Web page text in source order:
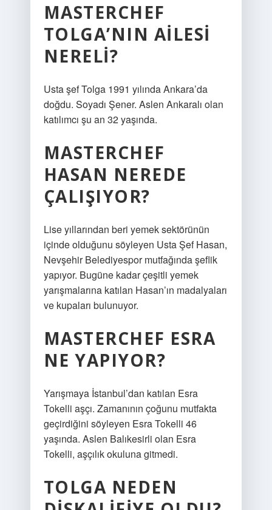
MASTERCHEF
TOLGA’NIN AILESI
NERELI?
Usta şef Tolga 1991 yılında Ankara’da
doğdu. Soyadı Şener. Aslen Ankaralı olan
katılımcı şu an 32 yaşında.
MASTERCHEF
HASAN NEREDE
ÇALIŞIYOR?
Lise yıllarından beri yemek sektörünün
içinde olduğunu söyleyen Usta Şef Hasan,
Nevşehir Belediyespor mutfağında şeflik
yapıyor. Bugüne kadar çeşitli yemek
yarışmalarına katılan Hasan’ın madalyaları
ve kupaları bulunuyor.
MASTERCHEF ESRA
NE YAPIYOR?
Yarışmaya İstanbul’dan katılan Esra
Tokelli aşçı. Zamanının çoğunu mutfakta
geçirdiğini söyleyen Esra Tokelli 46
yaşında. Aslen Balıkesirli olan Esra
Tokelli, aşçılık okuluna gitmedi.
TOLGA NEDEN